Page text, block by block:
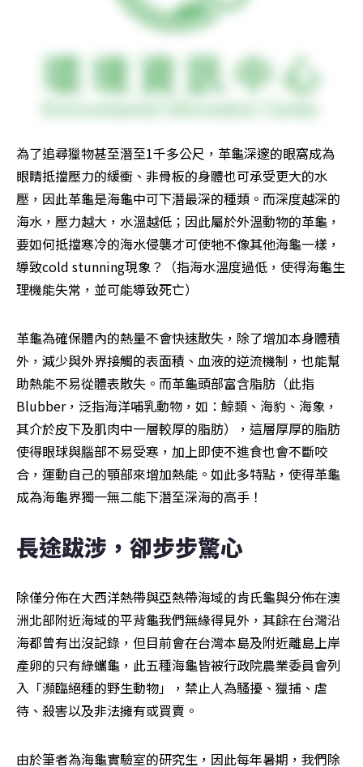
為了追尋獵物甚至潛至1千多公尺，革龜深邃的眼窩成為
眼睛抵擋壓力的緩衝、非骨板的身體也可承受更大的水
壓，因此革龜是海龜中可下潛最深的種類。而深度越深的
海水，壓力越大，水溫越低；因此屬於外溫動物的革龜，
要如何抵擋寒冷的海水侵襲才可使牠不像其他海龜一樣，
導致cold stunning現象？（指海水溫度過低，使得海龜生
理機能失常，並可能導致死亡）
革龜為確保體內的熱量不會快速散失，除了增加本身體積
外，減少與外界接觸的表面積、血液的逆流機制，也能幫
助熱能不易從體表散失。而革龜頭部富含脂肪（此指
Blubber，泛指海洋哺乳動物，如：鯨類、海豹、海象，
其介於皮下及肌肉中一層較厚的脂肪），這層厚厚的脂肪
使得眼球與腦部不易受寒，加上即使不進食也會不斷咬
合，運動自己的顎部來增加熱能。如此多特點，使得革龜
成為海龜界獨一無二能下潛至深海的高手！
長途跋涉，卻步步驚心
除僅分佈在大西洋熱帶與亞熱帶海域的肯氏龜與分佈在澳
洲北部附近海域的平背龜我們無緣得見外，其餘在台灣沿
海都曾有出沒記錄，但目前會在台灣本島及附近離島上岸
產卵的只有綠蠵龜，此五種海龜皆被行政院農業委員會列
入「瀕臨絕種的野生動物」，禁止人為騷擾、獵捕、虐
待、殺害以及非法擁有或買賣。
由於筆者為海龜實驗室的研究生，因此每年暑期，我們除